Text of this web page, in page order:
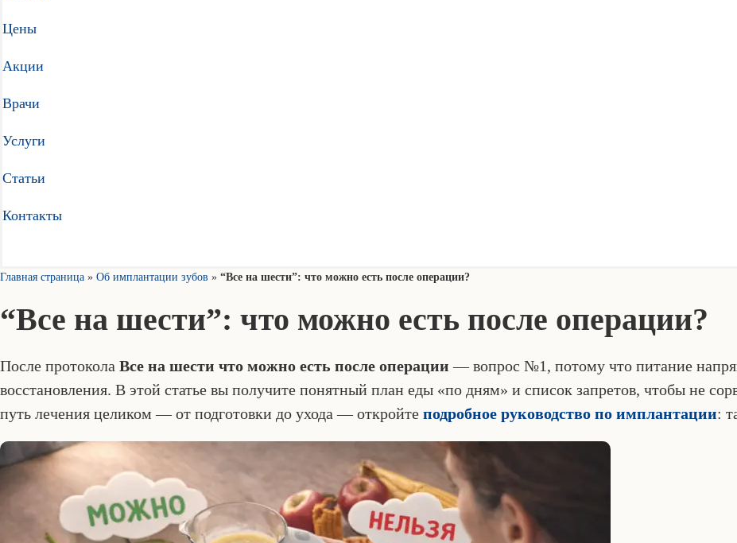
Цены
Акции
Врачи
Услуги
Статьи
Контакты
Главная страница » Об имплантации зубов » “Все на шести”: что можно есть после операции?
“Все на шести”: что можно есть после операции?
После протокола Все на шести что можно есть после операции — вопрос №1, потому что питание
восстановления. В этой статье вы получите понятный план еды «по дням» и список запретов, чтобы не
путь лечения целиком — от подготовки до ухода — откройте подробное руководство по имплантации: